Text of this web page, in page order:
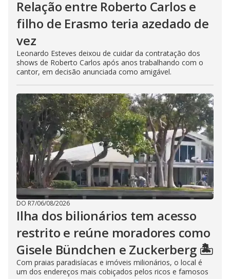
Relação entre Roberto Carlos e
filho de Erasmo teria azedado de
vez
Leonardo Esteves deixou de cuidar da contratação dos
shows de Roberto Carlos após anos trabalhando com o
cantor, em decisão anunciada como amigável.
DO R7/06/08/2026
Ilha dos bilionários tem acesso
restrito e reúne moradores como
Gisele Bündchen e Zuckerberg 🏝️
Com praias paradisíacas e imóveis milionários, o local é
um dos endereços mais cobiçados pelos ricos e famosos